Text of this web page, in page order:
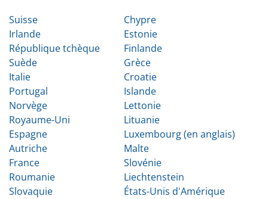
Suisse
Irlande
République tchèque
Suède
Italie
Portugal
Norvège
Royaume-Uni
Espagne
Autriche
France
Roumanie
Slovaquie
Chypre
Estonie
Finlande
Grèce
Croatie
Islande
Lettonie
Lituanie
Luxembourg (en anglais)
Malte
Slovénie
Liechtenstein
États-Unis d'Amérique